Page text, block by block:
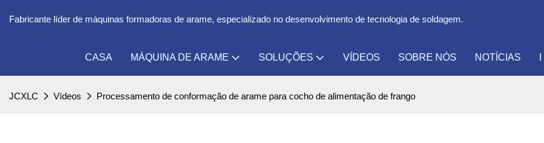
Fabricante líder de máquinas formadoras de arame, especializado no desenvolvimento de tecnologia de soldagem.
CASA MÁQUINA DE ARAME SOLUÇÕES VÍDEOS SOBRE NÓS NOTÍCIAS
JCXLC Vídeos Processamento de conformação de arame para cocho de alimentação de frango